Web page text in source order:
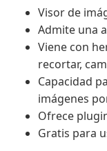
Visor de
Admite una
Viene con
recortar,
Capacidad
imágenes
Ofrece
Gratis para